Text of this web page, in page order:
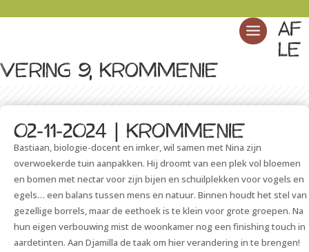
Af
le
vering 9, Krommenie
02-11-2024 | Krommenie
Bastiaan, biologie-docent en imker, wil samen met Nina zijn
overwoekerde tuin aanpakken. Hij droomt van een plek vol bloemen
en bomen met nectar voor zijn bijen en schuilplekken voor vogels en
egels… een balans tussen mens en natuur. Binnen houdt het stel van
gezellige borrels, maar de eethoek is te klein voor grote groepen. Na
hun eigen verbouwing mist de woonkamer nog een finishing touch in
aardetinten. Aan Djamilla de taak om hier verandering in te brengen!